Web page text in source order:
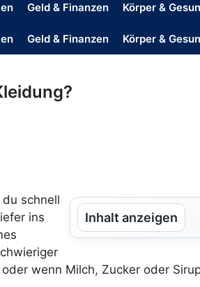
Geld & Finanzen Körper &
Geld & Finanzen Körper &
Inhalt anzeigen
schnell
ins
wenn Milch, Zucker oder